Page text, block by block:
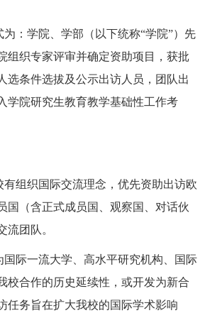
为：学院、学部 （以下统称“学院”）先
组织专家评审并确定资助项目，获批
选条件选拔及公示出访人员，团队出
学院研究生教育教学基础性工作考
组织国际交流理念， 优先资助出访欧
国（含正式成员国、观察国、对话伙
流团队。
国际一流大学、高水平研究机构、国际
校合作的历史延续性，或开发为新合
任务旨在扩大我校的国际学术影响